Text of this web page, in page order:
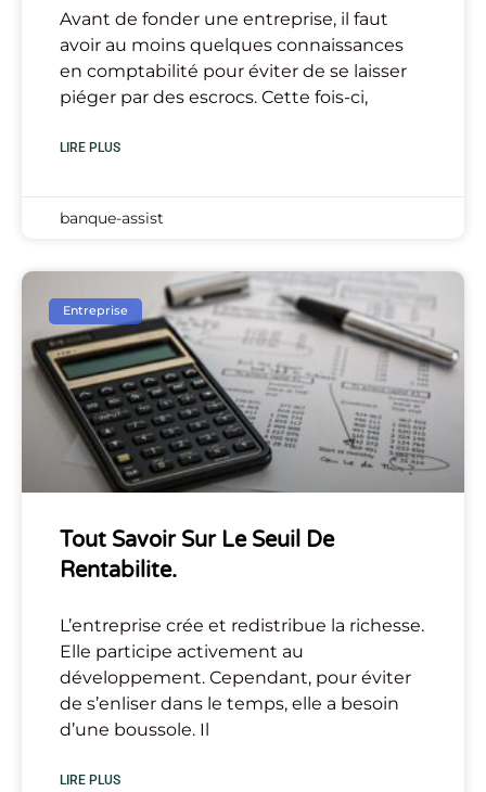
Avant de fonder une entreprise, il faut
avoir au moins quelques connaissances
en comptabilité pour éviter de se laisser
piéger par des escrocs. Cette fois-ci,
LIRE PLUS
banque-assist
Entreprise
Tout Savoir Sur Le Seuil De
Rentabilite.
L’entreprise crée et redistribue la richesse.
Elle participe activement au
développement. Cependant, pour éviter
de s’enliser dans le temps, elle a besoin
d’une boussole. Il
LIRE PLUS